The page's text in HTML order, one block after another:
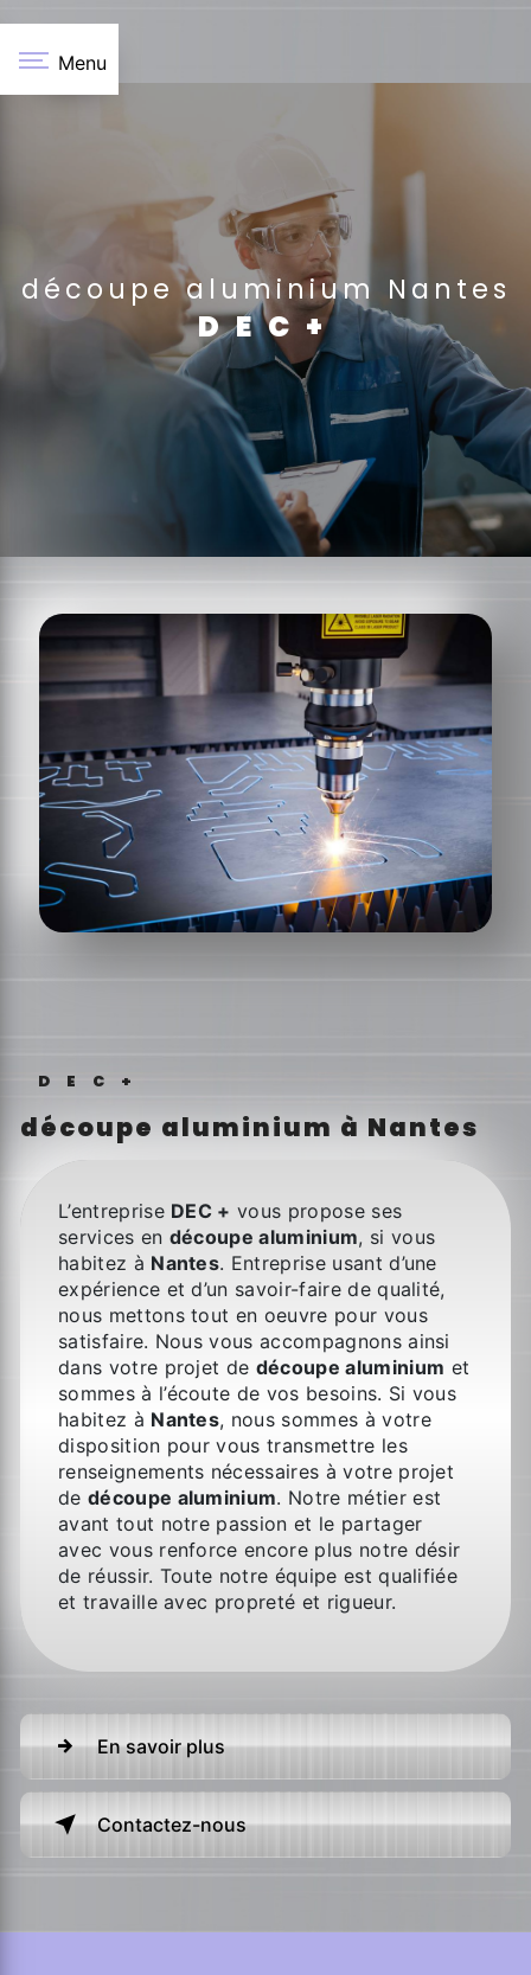
Menu
découpe aluminium Nantes
DEC+
DEC+
découpe aluminium à Nantes
L’entreprise DEC + vous propose ses
services en découpe aluminium, si vous
habitez à Nantes. Entreprise usant d’une
expérience et d’un savoir-faire de qualité,
nous mettons tout en oeuvre pour vous
satisfaire. Nous vous accompagnons ainsi
dans votre projet de découpe aluminium et
sommes à l’écoute de vos besoins. Si vous
habitez à Nantes, nous sommes à votre
disposition pour vous transmettre les
renseignements nécessaires à votre projet
de découpe aluminium. Notre métier est
avant tout notre passion et le partager
avec vous renforce encore plus notre désir
de réussir. Toute notre équipe est qualifiée
et travaille avec propreté et rigueur.
En savoir plus
Contactez-nous